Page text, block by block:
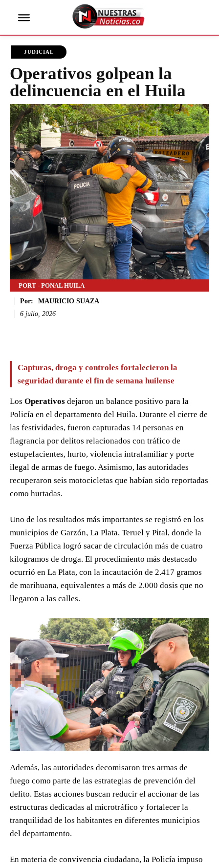
JUDICIAL
Operativos golpean la
delincuencia en el Huila
PORT - PONAL HUILA
Por:
MAURICIO SUAZA
6 julio, 2026
Capturas, droga y controles fortalecieron la
seguridad durante el fin de semana huilense
Los Operativos dejaron un balance positivo para la
Policía en el departamento del Huila. Durante el cierre de
las festividades, fueron capturadas 14 personas en
flagrancia por delitos relacionados con tráfico de
estupefacientes, hurto, violencia intrafamiliar y porte
ilegal de armas de fuego. Asimismo, las autoridades
recuperaron seis motocicletas que habían sido reportadas
como hurtadas.
Uno de los resultados más importantes se registró en los
municipios de Garzón, La Plata, Teruel y Pital, donde la
Fuerza Pública logró sacar de circulación más de cuatro
kilogramos de droga. El procedimiento más destacado
ocurrió en La Plata, con la incautación de 2.417 gramos
de marihuana, equivalentes a más de 2.000 dosis que no
llegaron a las calles.
Además, las autoridades decomisaron tres armas de
fuego como parte de las estrategias de prevención del
delito. Estas acciones buscan reducir el accionar de las
estructuras dedicadas al microtráfico y fortalecer la
tranquilidad de los habitantes en diferentes municipios
del departamento.
En materia de convivencia ciudadana, la Policía impuso